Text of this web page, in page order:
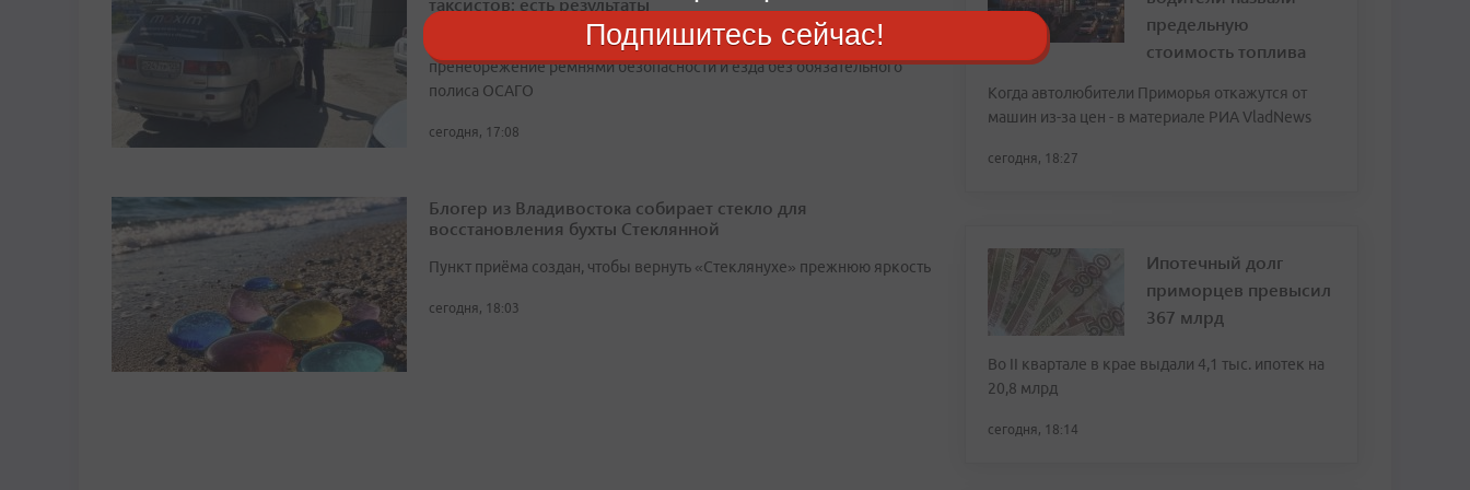
Среди самых частых проступков водителей — отсутствие прав,
пренебрежение ремнями безопасности и езда без обязательного
полиса ОСАГО
сегодня, 17:08
Блогер из Владивостока собирает стекло для
восстановления бухты Стеклянной
Пункт приёма создан, чтобы вернуть «Стеклянухе» прежнюю яркость
сегодня, 18:03
предельную
стоимость топлива
Когда автолюбители Приморья откажутся от
машин из-за цен - в материале РИА VladNews
сегодня, 18:27
Ипотечный долг
приморцев превысил
367 млрд
Во II квартале в крае выдали 4,1 тыс. ипотек на
20,8 млрд
сегодня, 18:14
Подпишитесь сейчас!